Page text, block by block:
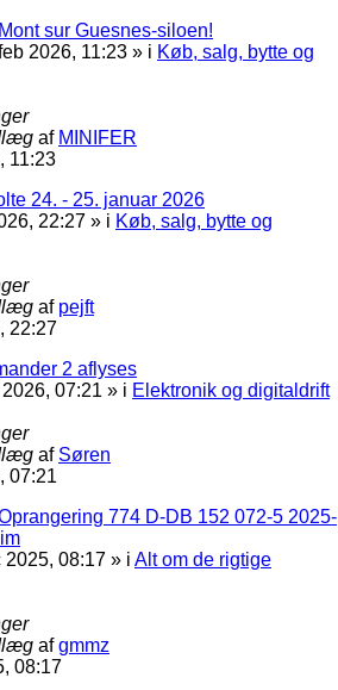
sur Guesnes-siloen!
2026, 11:23 » i Køb, salg, bytte og
af MINIFER
11:23
24. - 25. januar 2026
22:27 » i Køb, salg, bytte og
af pejft
22:27
2 aflyses
07:21 » i Elektronik og digitaldrift
af Søren
07:21
774 D-DB 152 072-5 2025-
2025, 08:17 » i Alt om de rigtige
afgmmz
08:17